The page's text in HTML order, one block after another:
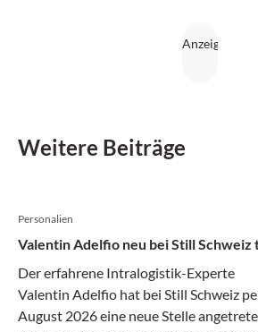
Weitere Beiträge
Personalien
Valentin Adelfio neu bei Still Schweiz
Der erfahrene Intralogistik-Experte
Valentin Adelfio hat bei Still Schweiz
August 2026 eine neue Stelle